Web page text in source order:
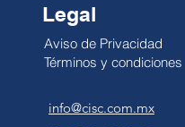
Legal
Aviso de Privacidad
Términos y condiciones
info@cisc.com.mx